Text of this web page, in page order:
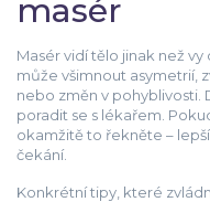
masér
Masér vidí tělo jinak než
může všimnout asymetrií,
nebo změn v pohyblivosti.
poradit se s lékařem.
okamžitě to řekněte –
čekání.
Konkrétní tipy, které